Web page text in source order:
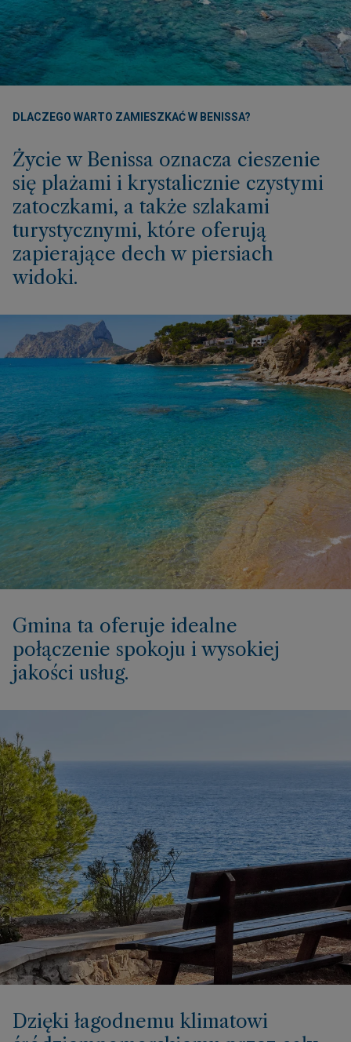
DLACZEGO WARTO ZAMIESZKAĆ W BENISSA?
Życie w Benissa oznacza cieszenie
się plażami i krystalicznie czystymi
zatoczkami, a także szlakami
turystycznymi, które oferują
zapierające dech w piersiach
widoki.
Gmina ta oferuje idealne
połączenie spokoju i wysokiej
jakości usług.
Dzięki łagodnemu klimatowi